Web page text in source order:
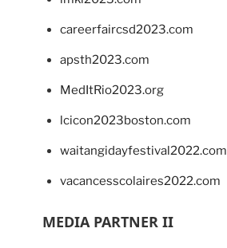
careerfaircsd2023.com
apsth2023.com
MedItRio2023.org
lcicon2023boston.com
waitangidayfestival2022.com
vacancesscolaires2022.com
MEDIA PARTNER II